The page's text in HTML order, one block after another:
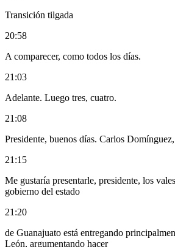
Transición tilgada
20:58
A comparecer, como todos los días.
21:03
Adelante. Luego tres, cuatro.
21:08
Presidente, buenos días. Carlos
21:15
Me gustaría presentarle, presidente, los
gobierno del estado
21:20
de Guanajuato está entregando
León, argumentando hacer